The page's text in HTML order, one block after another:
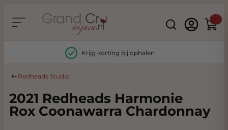
Search
Krijg korting bij ophalen
Redheads Studio
2021 Redheads Harmonie
Rox Coonawarra Chardonnay